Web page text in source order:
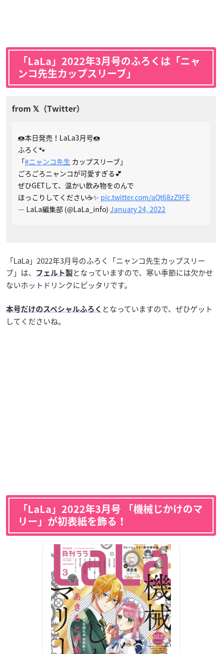
「LaLa」2022年3月号のふろくは「ニャ
ンコ先生カップスリーブ」
🍩本日発売！LaLa3月号🍩
ふろく🐾
「#ニャンコ先生 カップスリーブ」
ごろごろニャンコが可愛すぎる💕
ぜひGETして、温かい飲み物をのんで
ほっこりしてください☕✨ pic.twitter.com/aQt68zZ9FE
— LaLa編集部 (@LaLa_info) January 24, 2022
「LaLa」2022年3月号のふろく「ニャンコ先生カップスリー
ブ」は、
フェルト製となっていますので、寒い季節には欠かせ
ないホットドリンクにピッタリです。
本号だけのスペシャルふろく となっていますので、ぜひゲット
してくださいね。
「LaLa」2022年3月号 「機械じかけのマ
リー」が初表紙を飾る！